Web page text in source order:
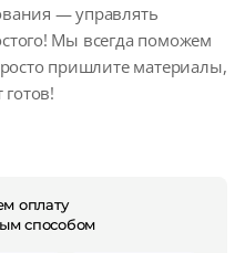
— управлять
Мы всегда поможем
пришлите материалы,
оплату
способом